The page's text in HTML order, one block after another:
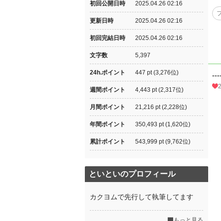
初回公開日時 2025.04.26 02:16
更新日時 2025.04.26 02:16
初回完結日時 2025.04.26 02:16
文字数 5,397
24h.ポイント 447 pt (3,276位)
週間ポイント 4,443 pt (2,317位)
月間ポイント 21,216 pt (2,228位)
年間ポイント 350,493 pt (1,620位)
累計ポイント 543,999 pt (9,762位)
といといのプロフィール
カクヨムで先行して執筆してます